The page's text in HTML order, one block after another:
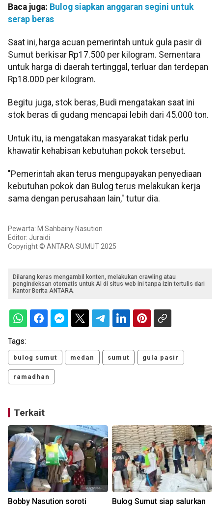
Baca juga: Bulog siapkan anggaran segini untuk
serap beras
Saat ini, harga acuan pemerintah untuk gula pasir di
Sumut berkisar Rp17.500 per kilogram. Sementara
untuk harga di daerah tertinggal, terluar dan terdepan
Rp18.000 per kilogram.
Begitu juga, stok beras, Budi mengatakan saat ini
stok beras di gudang mencapai lebih dari 45.000 ton.
Untuk itu, ia mengatakan masyarakat tidak perlu
khawatir kehabisan kebutuhan pokok tersebut.
"Pemerintah akan terus mengupayakan penyediaan
kebutuhan pokok dan Bulog terus melakukan kerja
sama dengan perusahaan lain," tutur dia.
Pewarta: M Sahbainy Nasution
Editor: Juraidi
Copyright © ANTARA SUMUT 2025
Dilarang keras mengambil konten, melakukan crawling atau
pengindeksan otomatis untuk AI di situs web ini tanpa izin tertulis dari
Kantor Berita ANTARA.
Tags:
bulog sumut medan sumut gula pasir
ramadhan
Terkait
Bobby Nasution soroti Bulog Sumut siap salurkan